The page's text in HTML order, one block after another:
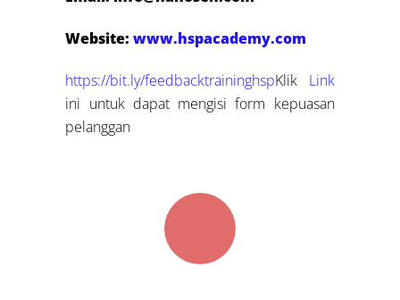
Website:www.hspacademy.com
https://bit.ly/feedbacktraininghspKlik Link
ini untuk dapat mengisi form kepuasan
pelanggan